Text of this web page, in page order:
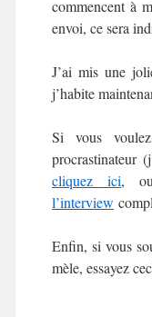
commencent à
envoi, ce sera
J’ai mis une
j’habite
Si vous
procrastinateur
cliquez ici,
l’interview
Enfin, si vous
mèle, essayez